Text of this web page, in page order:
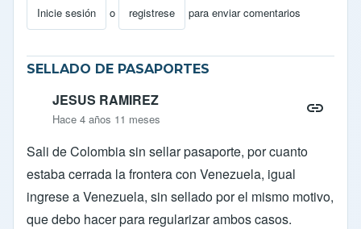
Inicie sesión o registrese para enviar comentarios
SELLADO DE PASAPORTES
JESUS RAMIREZ
Hace 4 años 11 meses
Sali de Colombia sin sellar pasaporte, por cuanto
estaba cerrada la frontera con Venezuela, igual
ingrese a Venezuela, sin sellado por el mismo motivo,
que debo hacer para regularizar ambos casos.